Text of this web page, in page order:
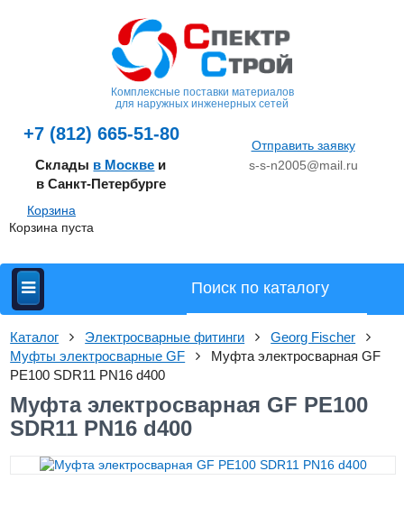
Комплексные поставки материалов
для наружных инженерных сетей
+7 (812) 665-51-80
Склады в Москве и
в Санкт-Петербурге
Отправить заявку
s-s-n2005@mail.ru
Корзина
Корзина пуста
Каталог Электросварные фитинги
Georg Fischer
Муфты электросварные GF
Муфта электросварная GF
PE100 SDR11 PN16 d400
Муфта электросварная GF PE100
SDR11 PN16 d400